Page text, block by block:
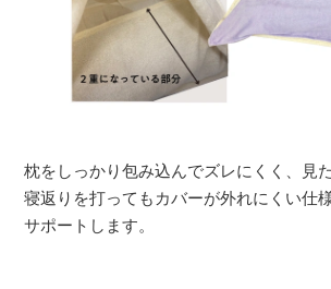
枕をしっかり包み込んでズレにくく、見
寝返りを打ってもカバーが外れにくい仕
サポートします。